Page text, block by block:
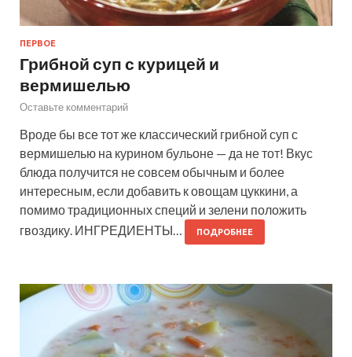
ПЕРВОЕ
Грибной суп с курицей и
вермишелью
Оставьте комментарий
Вроде бы все тот же классический грибной суп с
вермишелью на курином бульоне — да не тот! Вкус
блюда получится не совсем обычным и более
интересным, если добавить к овощам цуккини, а
помимо традиционных специй и зелени положить
гвоздику. ИНГРЕДИЕНТЫ…
ПОДРОБНЕЕ